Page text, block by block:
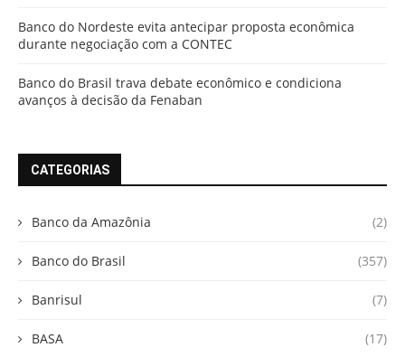
Banco do Nordeste evita antecipar proposta econômica
durante negociação com a CONTEC
Banco do Brasil trava debate econômico e condiciona
avanços à decisão da Fenaban
CATEGORIAS
Banco da Amazônia (2)
Banco do Brasil (357)
Banrisul (7)
BASA (17)